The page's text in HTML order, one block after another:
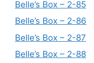
Belle’s Box – 2-85
Belle’s Box – 2-86
Belle’s Box – 2-87
Belle’s Box – 2-88